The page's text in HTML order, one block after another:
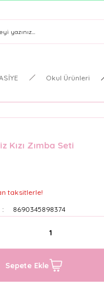
Siparişler Aynı Gün Kargoda!
Okul Ürünleri
Kızı Zımba Seti
taksitlerle!
8690345898374
Sepete Ekle